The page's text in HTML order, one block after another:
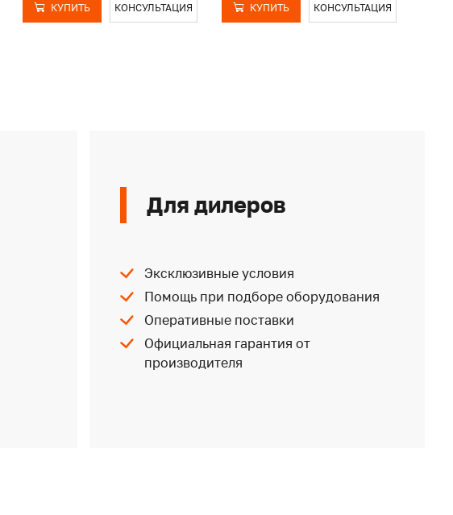
КУПИТЬ КОНСУЛЬТАЦИЯ КУПИТЬ КОНСУЛЬТАЦИЯ
Для дилеров
Эксклюзивные условия
Помощь при подборе оборудования
Оперативные поставки
Официальная гарантия от
производителя